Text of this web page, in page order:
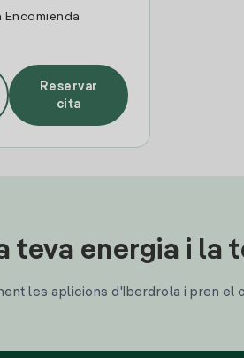
Encomienda
Reservar
cita
teva energia i
les aplicions d'Iberdrola i pren el